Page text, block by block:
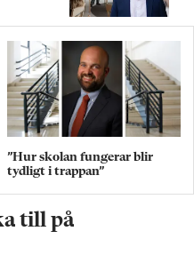
”Hur skolan fungerar blir
tydligt i trappan”
till på